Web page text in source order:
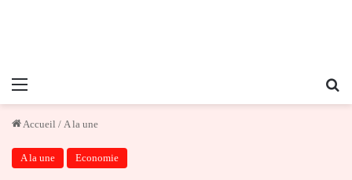
Menu
Accueil / A la une
A la une Economie